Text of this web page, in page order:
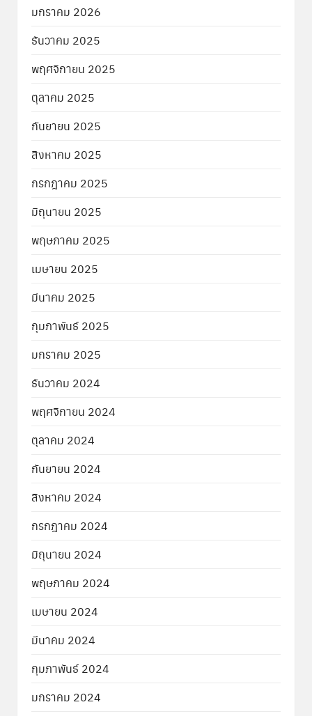
มกราคม 2026
ธันวาคม 2025
พฤศจิกายน 2025
ตุลาคม 2025
กันยายน 2025
สิงหาคม 2025
กรกฎาคม 2025
มิถุนายน 2025
พฤษภาคม 2025
เมษายน 2025
มีนาคม 2025
กุมภาพันธ์ 2025
มกราคม 2025
ธันวาคม 2024
พฤศจิกายน 2024
ตุลาคม 2024
กันยายน 2024
สิงหาคม 2024
กรกฎาคม 2024
มิถุนายน 2024
พฤษภาคม 2024
เมษายน 2024
มีนาคม 2024
กุมภาพันธ์ 2024
มกราคม 2024